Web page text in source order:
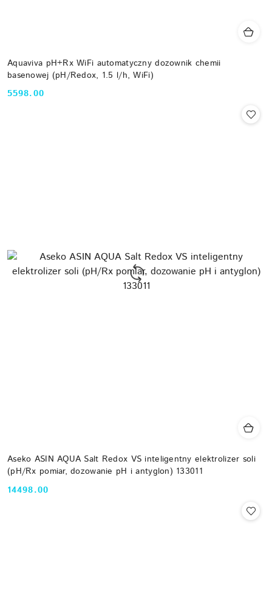
Aquaviva pH+Rx WiFi automatyczny dozownik chemii
basenowej (pH/Redox, 1.5 l/h, WiFi)
Cena:
5598.00
Aseko ASIN AQUA Salt Redox VS inteligentny elektrolizer soli
(pH/Rx pomiar, dozowanie pH i antyglon) 133011
Cena:
14498.00